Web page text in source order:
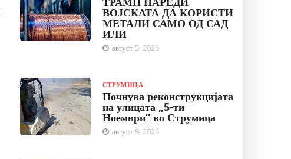
ВОЈСКАТА ДА КОРИСТИ
МЕТАЛИ САМО ОД САД
ИЛИ
август 5, 2026
СТРУМИЦА
Почнува реконструкцијата
на улицата „5-ти
Ноември“ во Струмица
август 5, 2026